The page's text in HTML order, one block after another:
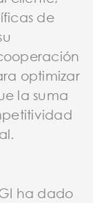
de
optimizar
la suma
ha dado